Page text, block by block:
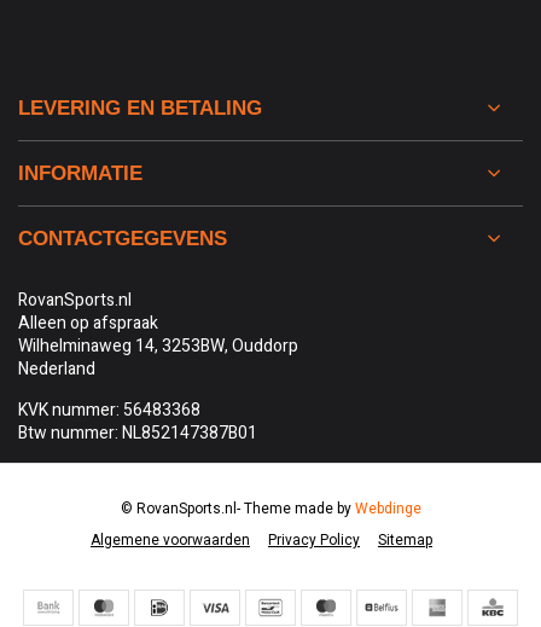
LEVERING EN BETALING
INFORMATIE
CONTACTGEGEVENS
RovanSports.nl
Alleen op afspraak
Wilhelminaweg 14, 3253BW, Ouddorp
Nederland
KVK nummer: 56483368
Btw nummer: NL852147387B01
Algemene voorwaarden Privacy Policy Sitemap
© RovanSports.nl- Theme made byWebdinge